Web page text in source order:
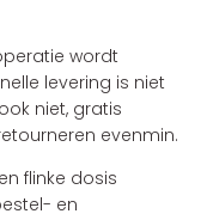
wordt
levering is niet
niet, gratis
evenmin.
flinke dosis
en